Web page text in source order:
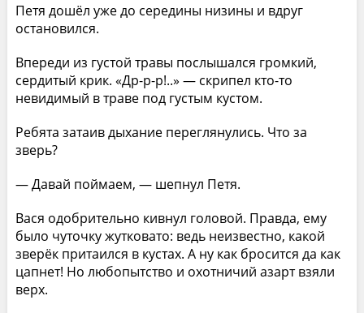
Петя дошёл уже до середины низины и вдруг
остановился.
Впереди из густой травы послышался громкий,
сердитый крик. «Др-р-р!..» — скрипел кто-то
невидимый в траве под густым кустом.
Ребята затаив дыхание переглянулись. Что за
зверь?
— Давай поймаем, — шепнул Петя.
Вася одобрительно кивнул головой. Правда, ему
было чуточку жутковато: ведь неизвестно, какой
зверёк притаился в кустах. А ну как бросится да как
цапнет! Но любопытство и охотничий азарт взяли
верх.